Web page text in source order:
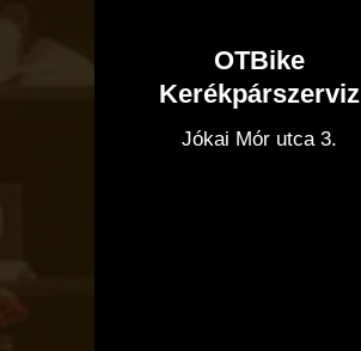
OTBike
Kerékpárszerviz
Jókai Mór utca 3.